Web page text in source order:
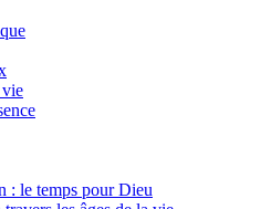
vie
: le temps pour Dieu